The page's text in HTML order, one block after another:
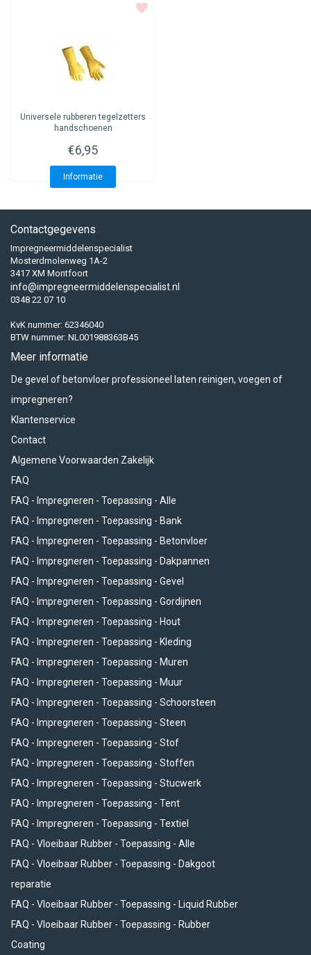
Universele rubberen tegelzetters
handschoenen
€6,95
Informatie
Contactgegevens
Impregneermiddelenspecialist
Mosterdmolenweg 1A-2
3417 XM Montfoort
info@impregneermiddelenspecialist.nl
0348 22 07 10
KvK nummer: 62346040
BTW nummer: NL001988363B45
Meer informatie
De gevel of betonvloer professioneel laten reinigen, voegen of
impregneren?
Klantenservice
Contact
Algemene Voorwaarden Zakelijk
FAQ
FAQ - Impregneren - Toepassing - Alle
FAQ - Impregneren - Toepassing - Bank
FAQ - Impregneren - Toepassing - Betonvloer
FAQ - Impregneren - Toepassing - Dakpannen
FAQ - Impregneren - Toepassing - Gevel
FAQ - Impregneren - Toepassing - Gordijnen
FAQ - Impregneren - Toepassing - Hout
FAQ - Impregneren - Toepassing - Kleding
FAQ - Impregneren - Toepassing - Muren
FAQ - Impregneren - Toepassing - Muur
FAQ - Impregneren - Toepassing - Schoorsteen
FAQ - Impregneren - Toepassing - Steen
FAQ - Impregneren - Toepassing - Stof
FAQ - Impregneren - Toepassing - Stoffen
FAQ - Impregneren - Toepassing - Stucwerk
FAQ - Impregneren - Toepassing - Tent
FAQ - Impregneren - Toepassing - Textiel
FAQ - Vloeibaar Rubber - Toepassing - Alle
FAQ - Vloeibaar Rubber - Toepassing - Dakgoot
reparatie
FAQ - Vloeibaar Rubber - Toepassing - Liquid Rubber
FAQ - Vloeibaar Rubber - Toepassing - Rubber
Coating